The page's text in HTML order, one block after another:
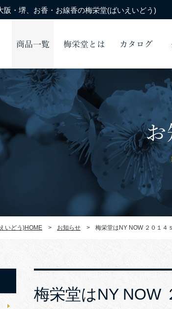
・堺、お香・お線香の梅栄堂(ばいえいどう)
商品一覧 梅栄堂とは カタログ
お
いどう)HOME > お知らせ > 梅栄堂はNY NOW ２０１４
梅栄堂はNY NOW